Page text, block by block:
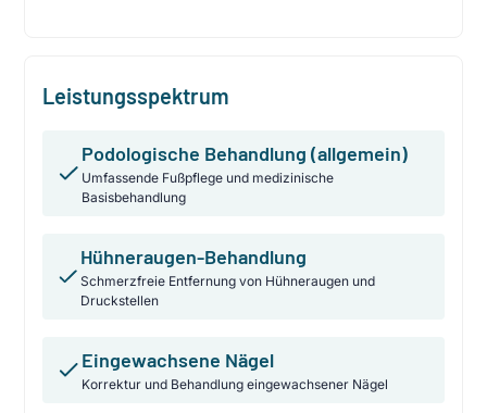
Leistungsspektrum
Podologische Behandlung (allgemein)
Umfassende Fußpflege und medizinische
Basisbehandlung
Hühneraugen-Behandlung
Schmerzfreie Entfernung von Hühneraugen und
Druckstellen
Eingewachsene Nägel
Korrektur und Behandlung eingewachsener Nägel